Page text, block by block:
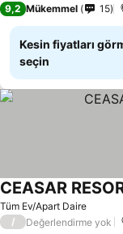
9,2 Mükemmel 15
Kesin fiyatları
seçin
Tüm Ev/Apart Daire
CEASAR
/ Değerlendirme yok